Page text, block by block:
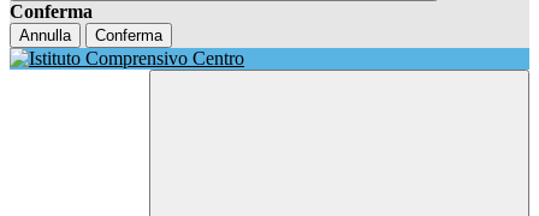
Conferma
Annulla Conferma